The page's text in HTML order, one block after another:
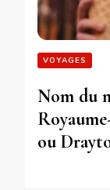
VOYAGES
Nom du
ou